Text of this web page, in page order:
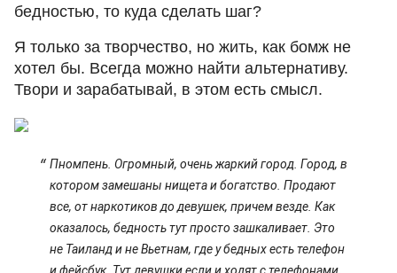
бедностью, то куда сделать шаг?
Я только за творчество, но жить, как бомж не
хотел бы. Всегда можно найти альтернативу.
Твори и зарабатывай, в этом есть смысл.
Пномпень. Огромный, очень жаркий город. Город, в
котором замешаны нищета и богатство. Продают
все, от наркотиков до девушек, причем везде. Как
оказалось, бедность тут просто зашкаливает. Это
не Таиланд и не Вьетнам, где у бедных есть телефон